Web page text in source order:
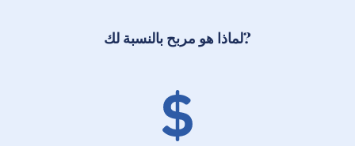
لماذا هو مربح بالنسبة لك?